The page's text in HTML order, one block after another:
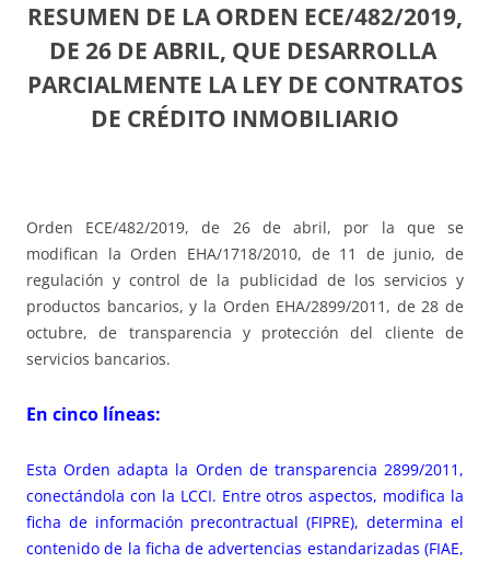
RESUMEN DE LAORDEN ECE/482/2019,
DE 26 DE ABRIL, QUE DESARROLLA
PARCIALMENTE LA LEY DE CONTRATOS
DE CRÉDITO INMOBILIARIO
Orden ECE/482/2019, de 26 de abril, por la que se
modifican la Orden EHA/1718/2010, de 11 de junio, de
regulación y control de la publicidad de los servicios y
productos bancarios, y la Orden EHA/2899/2011, de 28 de
octubre, de transparencia y protección del cliente de
servicios bancarios.
En cinco líneas:
Esta Orden adapta la Orden de transparencia 2899/2011,
conectándola con la LCCI. Entre otros aspectos, modifica la
ficha de información precontractual (FIPRE), determina el
contenido de la ficha de advertencias estandarizadas (FIAE,